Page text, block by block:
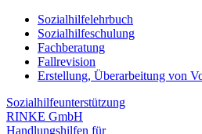
Sozialhilfelehrbuch
Sozialhilfeschulung
Fachberatung
Fallrevision
Erstellung, Überarbeitung von
Sozialhilfeunterstützung
RINKE GmbH
Handlungshilfen für